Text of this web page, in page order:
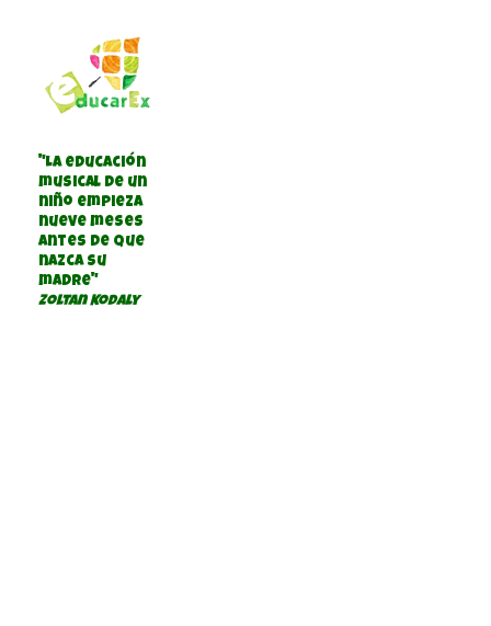
"La educación
musical de un
niño empieza
nueve meses
antes de que
nazca su
madre"
Zoltan Kodaly